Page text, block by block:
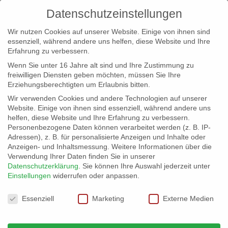
info@erfolgreich-events.de
+4940 46 777 230
Datenschutzeinstellungen
Wir nutzen Cookies auf unserer Website. Einige von ihnen sind
essenziell, während andere uns helfen, diese Website und Ihre
Erfahrung zu verbessern.
Wenn Sie unter 16 Jahre alt sind und Ihre Zustimmung zu
freiwilligen Diensten geben möchten, müssen Sie Ihre
Erziehungsberechtigten um Erlaubnis bitten.
Wir verwenden Cookies und andere Technologien auf unserer
Website. Einige von ihnen sind essenziell, während andere uns
helfen, diese Website und Ihre Erfahrung zu verbessern.
Personenbezogene Daten können verarbeitet werden (z. B. IP-
Adressen), z. B. für personalisierte Anzeigen und Inhalte oder
Anzeigen- und Inhaltsmessung. Weitere Informationen über die
Verwendung Ihrer Daten finden Sie in unserer
Datenschutzerklärung
Sie können Ihre Auswahl jederzeit unter
Einstellungen widerrufen oder anpassen.
Datenschutzeinstellungen
Essenziell Marketing Externe Medien